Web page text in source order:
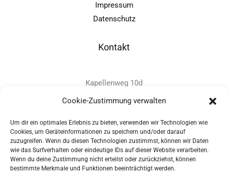
Cookie-Zustimmung verwalten
Um dir ein optimales Erlebnis zu bieten, verwenden wir Technologien wie
Cookies, um Geräteinformationen zu speichern und/oder darauf
zuzugreifen. Wenn du diesen Technologien zustimmst, können wir Daten
wie das Surfverhalten oder eindeutige IDs auf dieser Website verarbeiten.
Wenn du deine Zustimmung nicht erteilst oder zurückziehst, können
bestimmte Merkmale und Funktionen beeinträchtigt werden.
Impressum
Datenschutz
Kontakt
Kapellenweg 10d
D-94575 Windorf
+49 - (0)8546 - 97 39 0
info@provitec.de
www.provitec.com